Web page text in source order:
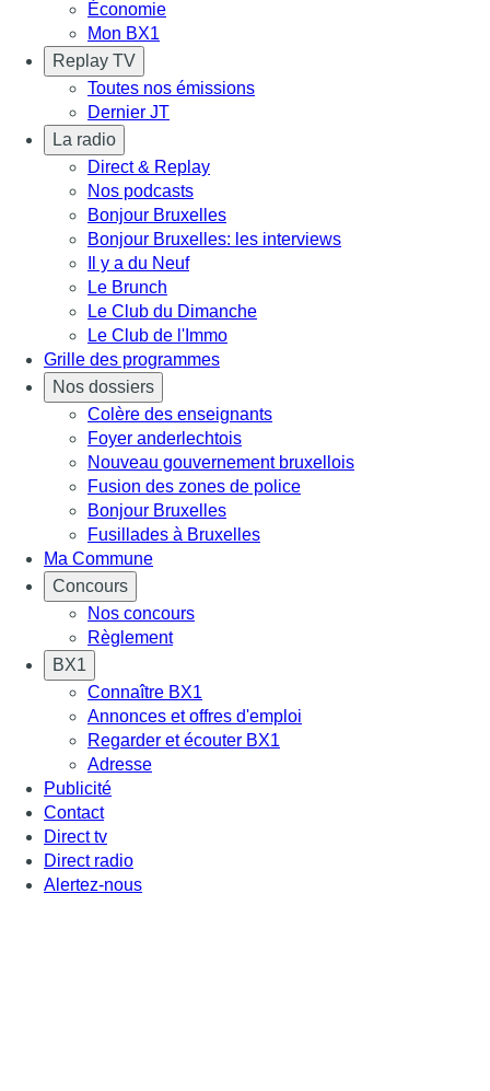
Économie
Mon BX1
Replay TV
Toutes nos émissions
Dernier JT
La radio
Direct & Replay
Nos podcasts
Bonjour Bruxelles
Bonjour Bruxelles: les interviews
Il y a du Neuf
Le Brunch
Le Club du Dimanche
Le Club de l'Immo
Grille des programmes
Nos dossiers
Colère des enseignants
Foyer anderlechtois
Nouveau gouvernement bruxellois
Fusion des zones de police
Bonjour Bruxelles
Fusillades à Bruxelles
Ma Commune
Concours
Nos concours
Règlement
BX1
Connaître BX1
Annonces et offres d'emploi
Regarder et écouter BX1
Adresse
Publicité
Contact
Direct tv
Direct radio
Alertez-nous